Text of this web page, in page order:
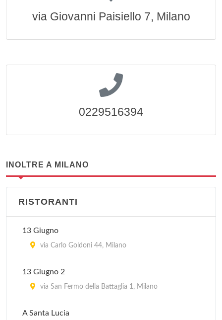
via Giovanni Paisiello 7, Milano
0229516394
INOLTRE A MILANO
RISTORANTI
13 Giugno
via Carlo Goldoni 44, Milano
13 Giugno 2
via San Fermo della Battaglia 1, Milano
A Santa Lucia